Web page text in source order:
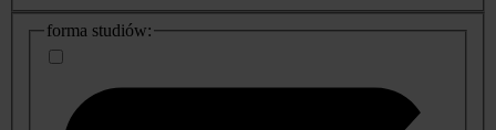
dodatkowe
informacje
forma studiów: